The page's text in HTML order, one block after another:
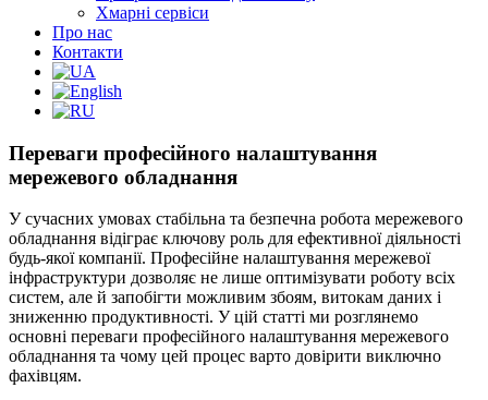
Хмарні сервіси
Про нас
Контакти
Переваги професійного налаштування
мережевого обладнання
У сучасних умовах стабільна та безпечна робота мережевого
обладнання відіграє ключову роль для ефективної діяльності
будь-якої компанії. Професійне налаштування мережевої
інфраструктури дозволяє не лише оптимізувати роботу всіх
систем, але й запобігти можливим збоям, витокам даних і
зниженню продуктивності. У цій статті ми розглянемо
основні переваги професійного налаштування мережевого
обладнання та чому цей процес варто довірити виключно
фахівцям.